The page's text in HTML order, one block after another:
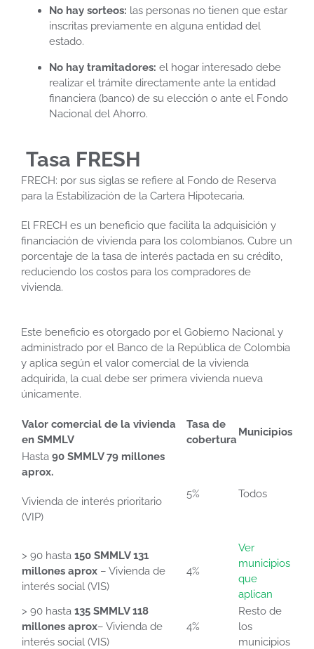
No hay sorteos: las personas no tienen que estar
inscritas previamente en alguna entidad del
estado.
No hay tramitadores: el hogar interesado debe
realizar el trámite directamente ante la entidad
financiera (banco) de su elección o ante el Fondo
Nacional del Ahorro.
Tasa FRESH
FRECH: por sus siglas se refiere al Fondo de Reserva
para la Estabilización de la Cartera Hipotecaria.
El FRECH es un beneficio que facilita la adquisición y
financiación de vivienda para los colombianos. Cubre un
porcentaje de la tasa de interés pactada en su crédito,
reduciendo los costos para los compradores de
vivienda.
Este beneficio es otorgado por el Gobierno Nacional y
administrado por el Banco de la República de Colombia
y aplica según el valor comercial de la vivienda
adquirida, la cual debe ser primera vivienda nueva
únicamente.
Valor comercial de la vivienda
en SMMLV
Tasa de
cobertura
Municipios
Hasta 90 SMMLV 79 millones
aprox.
Vivienda de interés prioritario
(VIP)
5% Todos
> 90 hasta 150 SMMLV 131
millones aprox– Vivienda de
interés social (VIS)
4%
Ver
municipios
que
aplican
> 90 hasta 135 SMMLV 118
millones aprox– Vivienda de
interés social (VIS)
4%
Resto de
los
municipios